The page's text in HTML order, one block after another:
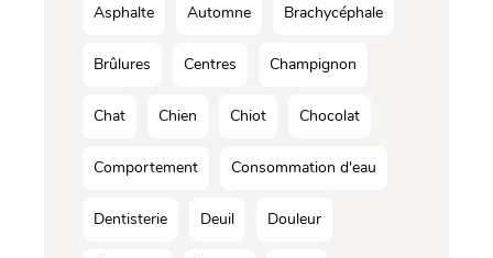
Asphalte Automne Brachycéphale
Brûlures Centres Champignon
Chat Chien Chiot Chocolat
Comportement Consommation d'eau
Dentisterie Deuil Douleur